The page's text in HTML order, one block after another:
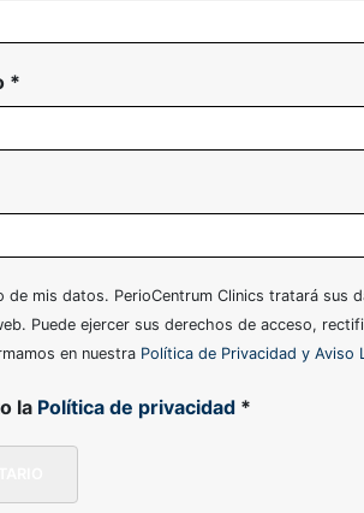
*
de mis datos. PerioCentrum Clinics tratará sus
Puede ejercer sus derechos de acceso,
en nuestra Política de Privacidad y Aviso
la Política de privacidad *